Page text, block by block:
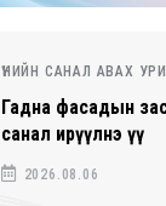
ҮНИЙН САНАЛ АВАХ
Гадна фасадын
санал ирүүлнэ үү
2026.08.06